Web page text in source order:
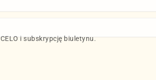
CELO i subskrypcję biuletynu.